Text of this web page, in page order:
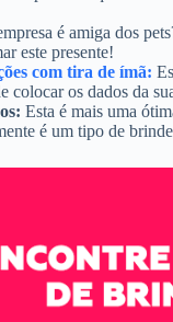
é amiga dos
este presente!
com tira de ímã:
colocar os dados da
Esta é mais uma
é um tipo de